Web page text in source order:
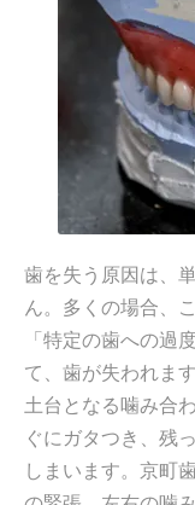
歯を失う原因は、
ん。多くの場合、
「特定の歯への過
て、歯が失われま
土台となる噛み合
ぐにガタつき、残
しまいます。京町